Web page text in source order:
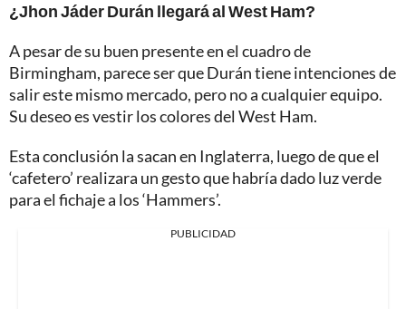
¿Jhon Jáder Durán llegará al West Ham?
A pesar de su buen presente en el cuadro de
Birmingham, parece ser que Durán tiene intenciones de
salir este mismo mercado, pero no a cualquier equipo.
Su deseo es vestir los colores del West Ham.
Esta conclusión la sacan en Inglaterra, luego de que el
‘cafetero’ realizara un gesto que habría dado luz verde
para el fichaje a los ‘Hammers’.
PUBLICIDAD